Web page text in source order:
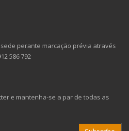
perante marcação prévia através
586 792
e mantenha-se a par de todas as